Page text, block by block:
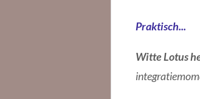
Praktisch...
Witte Lotus